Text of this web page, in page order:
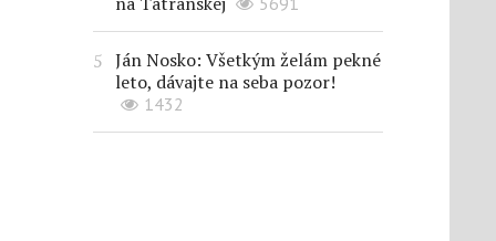
Ján Nosko: Všetkým želám pekné
leto, dávajte na seba pozor!
1432